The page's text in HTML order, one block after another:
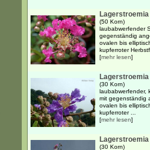
(50 Korn)
laubabwerfender
gegenständig
ovalen bis
kupferroter
[mehr lesen]
(30 Korn)
laubabwerfender,
mit gegenständig
ovalen bis
kupferroter ...
[mehr lesen]
(30 Korn)